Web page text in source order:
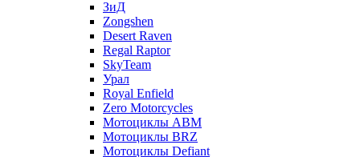
ЗиД
Zongshen
Desert Raven
Regal Raptor
SkyTeam
Урал
Royal Enfield
Zero Motorcycles
Мотоциклы ABM
Мотоциклы BRZ
Мотоциклы Defiant